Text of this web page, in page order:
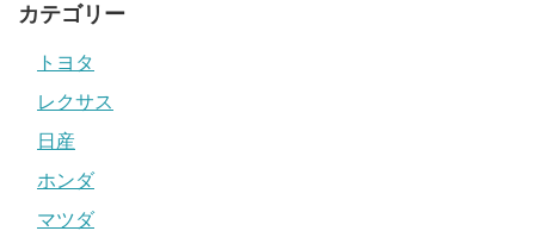
カテゴリー
トヨタ
レクサス
日産
ホンダ
マツダ